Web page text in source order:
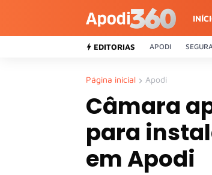
EDITORIAS APODI
Página inicial Apodi
Câmara
para
em Apodi